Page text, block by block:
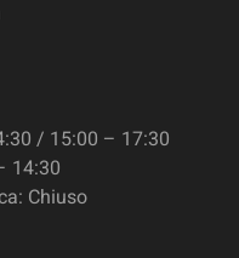
/ 15:00 – 17:30
14:30
Chiuso